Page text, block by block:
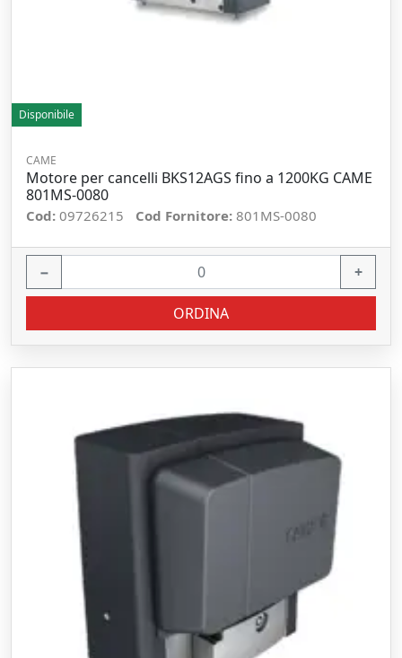
Disponibile
CAME
Motore per cancelli BKS12AGS fino a 1200KG CAME
801MS-0080
Cod: 09726215 Cod Fornitore: 801MS-0080
− +
ORDINA